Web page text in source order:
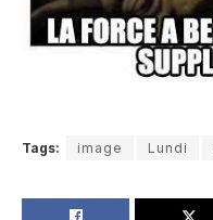
Tags: image Lundi